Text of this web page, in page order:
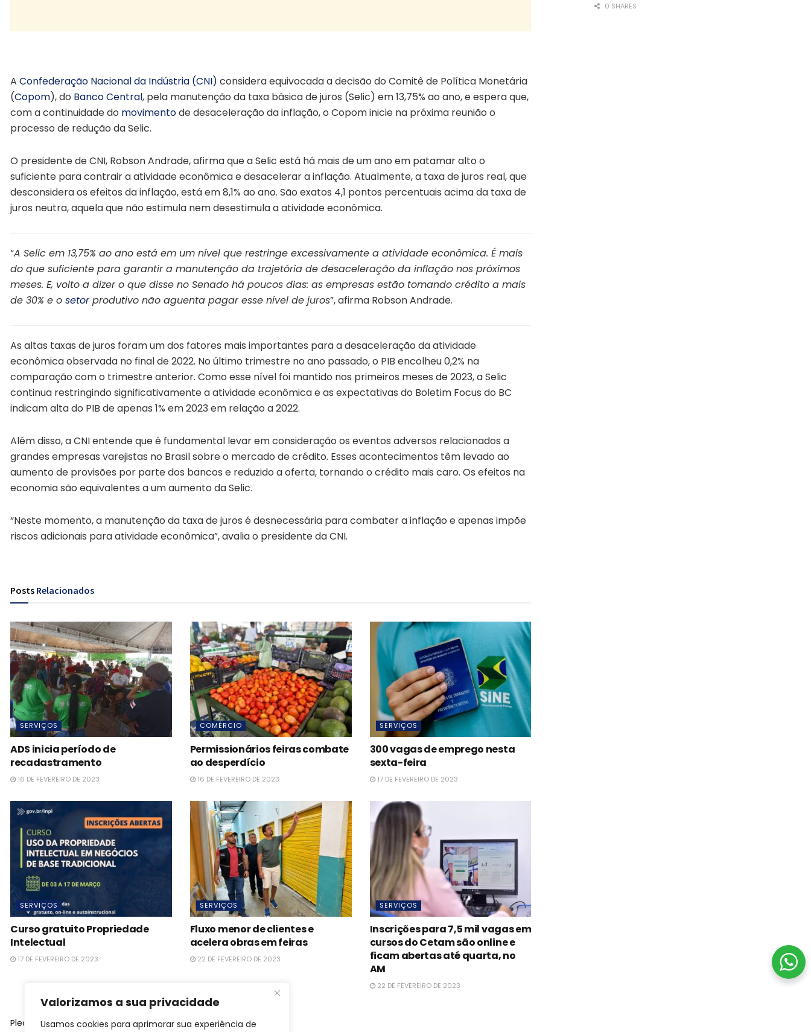
Valorizamos a sua privacidade
Usamos cookies para aprimorar sua experiência de
A Confederação Nacional da Indústria (CNI) considera equivocada a decisão do Comitê de Política Monetária
(Copom), do Banco Central, pela manutenção da taxa básica de juros (Selic) em 13,75% ao ano, e espera que,
com a continuidade do movimentode desaceleração da inflação, o Copom inicie na próxima reunião o
processo de redução da Selic.
O presidente de CNI, Robson Andrade, afirma que a Selic está há mais de um ano em patamar alto o
suficiente para contrair a atividade econômica e desacelerar a inflação. Atualmente, a taxa de juros real, que
desconsidera os efeitos da inflação, está em 8,1% ao ano. São exatos 4,1 pontos percentuais acima da taxa de
juros neutra, aquela que não estimula nem desestimula a atividade econômica.
“A Selic em 13,75% ao ano está em um nível que restringe excessivamente a atividade econômica. É mais
do que suficiente para garantir a manutenção da trajetória de desaceleração da inflação nos próximos
meses. E, volto a dizer o que disse no Senado há poucos dias: as empresas estão tomando crédito a mais
de 30% e o setorprodutivo não aguenta pagar esse nível de juros”, afirma Robson Andrade.
As altas taxas de juros foram um dos fatores mais importantes para a desaceleração da atividade
econômica observada no final de 2022. No último trimestre no ano passado, o PIB encolheu 0,2% na
comparação com o trimestre anterior. Como esse nível foi mantido nos primeiros meses de 2023, a Selic
continua restringindo significativamente a atividade econômica e as expectativas do Boletim Focus do BC
indicam alta do PIB de apenas 1% em 2023 em relação a 2022.
Além disso, a CNI entende que é fundamental levar em consideração os eventos adversos relacionados a
grandes empresas varejistas no Brasil sobre o mercado de crédito. Esses acontecimentos têm levado ao
aumento de provisões por parte dos bancos e reduzido a oferta, tornando o crédito mais caro. Os efeitos na
economia são equivalentes a um aumento da Selic.
“Neste momento, a manutenção da taxa de juros é desnecessária para combater a inflação e apenas impõe
riscos adicionais para atividade econômica”, avalia o presidente da CNI.
Posts Relacionados
SERVIÇOS
ADS inicia período de
recadastramento
16 DE FEVEREIRO DE 2023
COMÉRCIO
Permissionários feiras combate
ao desperdício
16 DE FEVEREIRO DE 2023
SERVIÇOS
300 vagas de emprego nesta
sexta-feira
17 DE FEVEREIRO DE 2023
SERVIÇOS
Curso gratuito Propriedade
Intelectual
17 DE FEVEREIRO DE 2023
SERVIÇOS
Fluxo menor de clientes e
acelera obras em feiras
22 DE FEVEREIRO DE 2023
SERVIÇOS
Inscrições para 7,5 mil vagas em
cursos do Cetam são online e
ficam abertas até quarta, no
AM
22 DE FEVEREIRO DE 2023
Please loginto join discussion
0 SHARES